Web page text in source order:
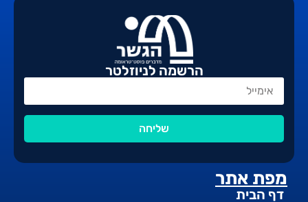
מפת אתר
דף הבית
הרשמה לניוזלטר
שליחה